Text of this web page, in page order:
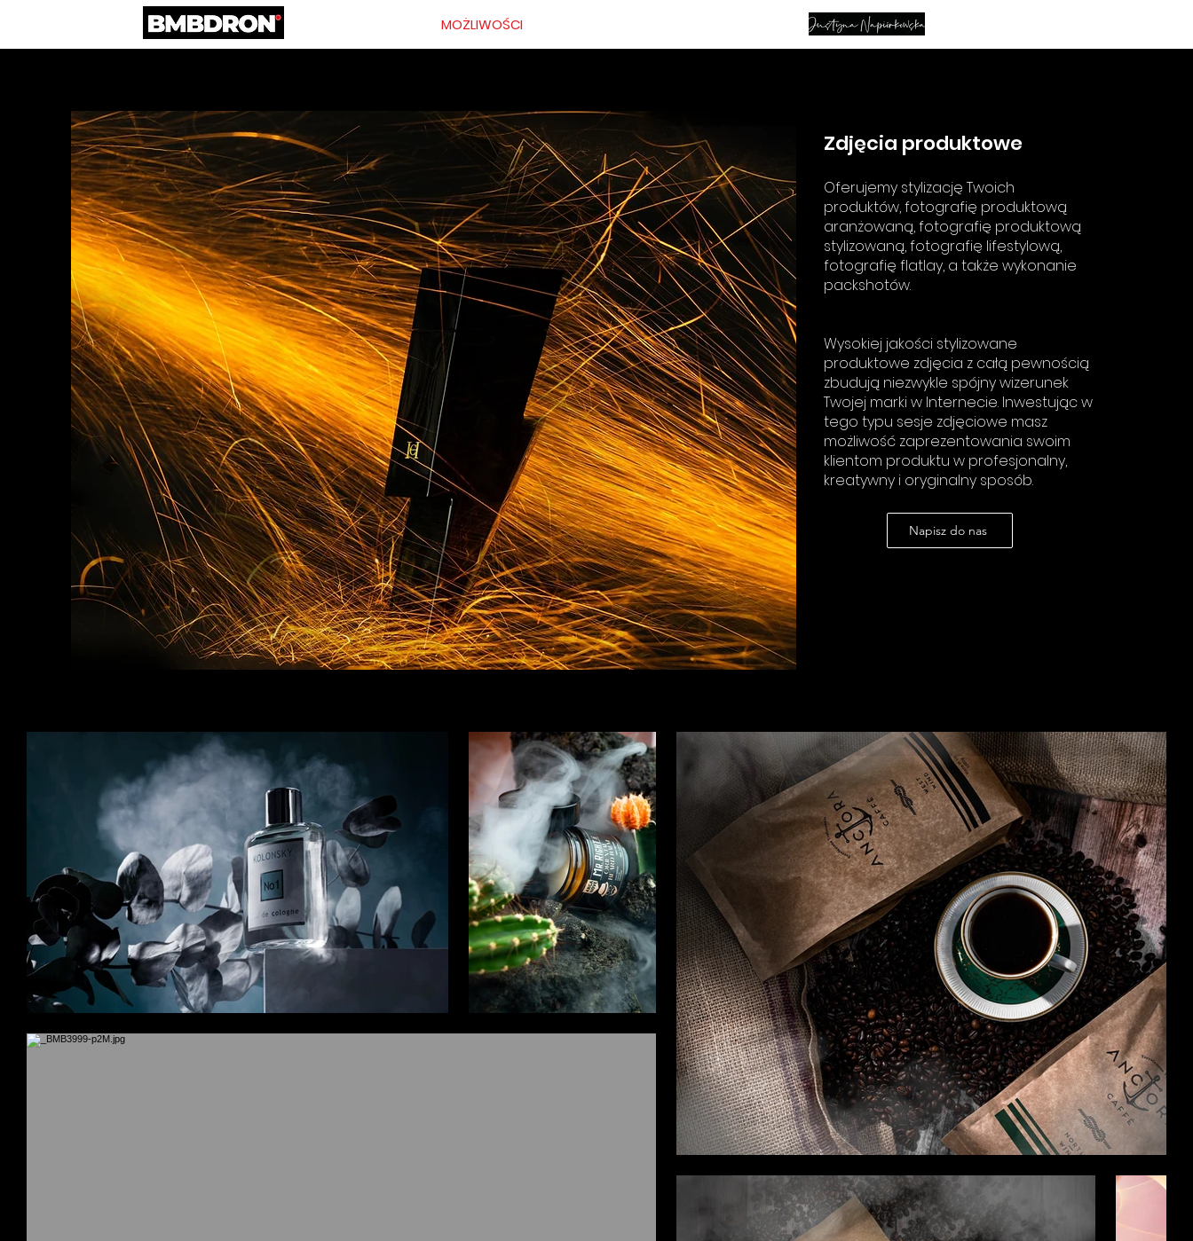
STRONA GŁÓWNA MOŻLIWOŚCI
Zdjęcia produktowe
Oferujemy stylizację Twoich
produktów, fotografię produktową
aranżowaną, fotografię produktową
stylizowaną, fotografię lifestylową,
fotografię flatlay, a także wykonanie
packshotów.
Wysokiej jakości stylizowane
produktowe zdjęcia z całą pewnością
zbudują niezwykle spójny wizerunek
Twojej marki w Internecie. Inwestując w
tego typu sesje zdjęciowe masz
możliwość zaprezentowania swoim
klientom produktu w profesjonalny,
kreatywny i oryginalny sposób.
Napisz do nas